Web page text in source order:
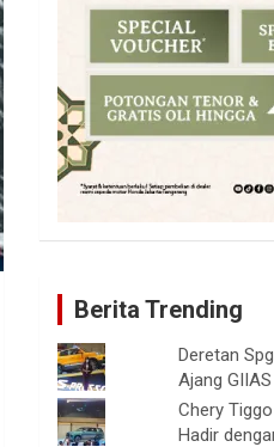
Berita Trending
Deretan
Ajang
Chery
Hadir